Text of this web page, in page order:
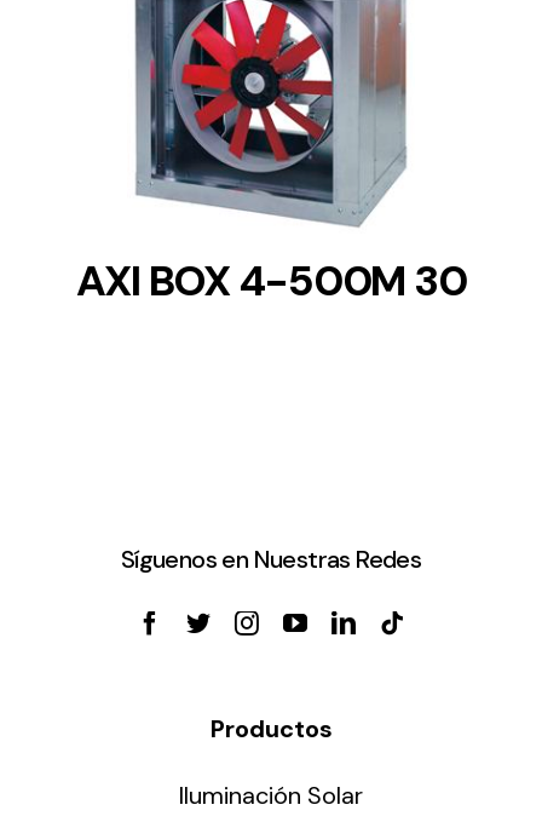
DETAILS
AXI BOX 4-500M 30
Síguenos en Nuestras Redes
Productos
Iluminación Solar